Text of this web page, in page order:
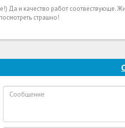
Да и качество работ соотвествующе.
страшно!